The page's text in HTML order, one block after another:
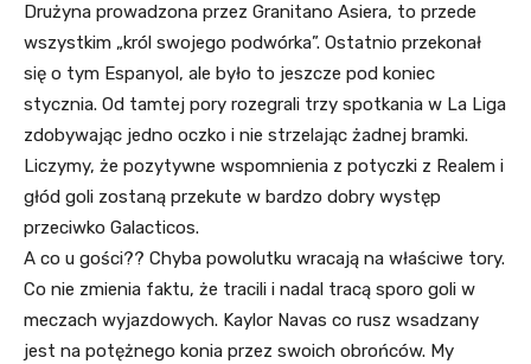
Drużyna prowadzona przez Granitano Asiera, to przede
wszystkim „król swojego podwórka”. Ostatnio przekonał
się o tym Espanyol, ale było to jeszcze pod koniec
stycznia. Od tamtej pory rozegrali trzy spotkania w La Liga
zdobywając jedno oczko i nie strzelając żadnej bramki.
Liczymy, że pozytywne wspomnienia z potyczki z Realem i
głód goli zostaną przekute w bardzo dobry występ
przeciwko Galacticos.
A co u gości?? Chyba powolutku wracają na właściwe tory.
Co nie zmienia faktu, że tracili i nadal tracą sporo goli w
meczach wyjazdowych. Kaylor Navas co rusz wsadzany
jest na potężnego konia przez swoich obrońców. My